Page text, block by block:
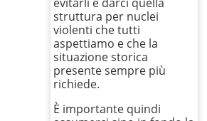
struttura per nuclei
violenti che tutti
aspettiamo e che la
situazione storica
presente sempre più
richiede.
È importante quindi